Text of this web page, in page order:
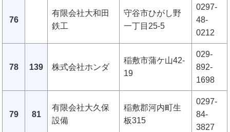
76
有限会社大和田
鉄工
守谷市ひがし野
一丁目25-5
0297-
48-
0212
78 139 株式会社ホンダ
稲敷市蒲ケ山42-
19
029-
892-
1698
79 81
有限会社大久保
設備
稲敷郡河内町生
板315
0297-
84-
3827